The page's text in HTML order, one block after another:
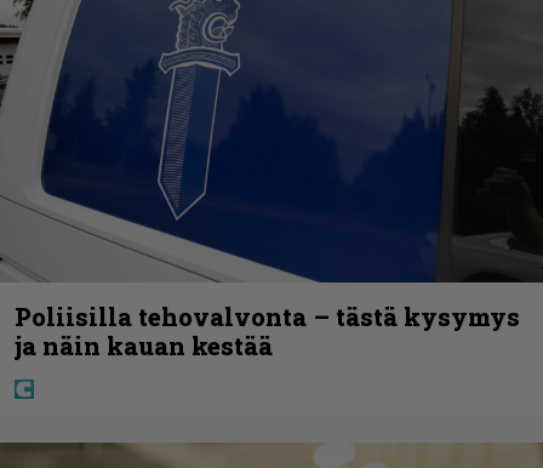
Poliisilla tehovalvonta – tästä kysymys
ja näin kauan kestää